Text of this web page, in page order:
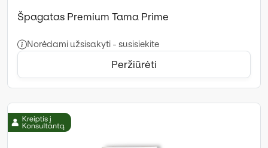
Špagatas Premium Tama Prime
Norėdami užsisakyti - susisiekite
Peržiūrėti